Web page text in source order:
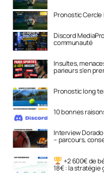
Pronostic Cercle
Discord
communauté
Insultes,
parieurs s’en
Pronostic long
10 bonnes
Interview
– parcours,
+2 600€ de
18€ : la stratégie